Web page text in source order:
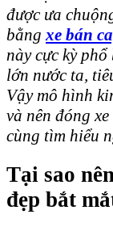
được ưa
bằngxe bán
này cực kỳ
lớn nước ta,
Vậy mô hình
và nên đóng
cùng tìm hiểu
Tại sao
đẹp bắt